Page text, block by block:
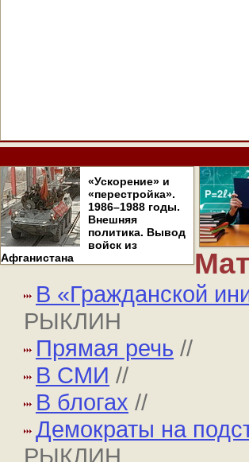
«Ускорение» и
«перестройка».
1986–1988 годы.
Внешняя
политика. Вывод
войск из
Афганистана
В «Гражданской
РЫКЛИН
Прямая речь //
В СМИ //
В блогах //
Демократы на
РЫКЛИН